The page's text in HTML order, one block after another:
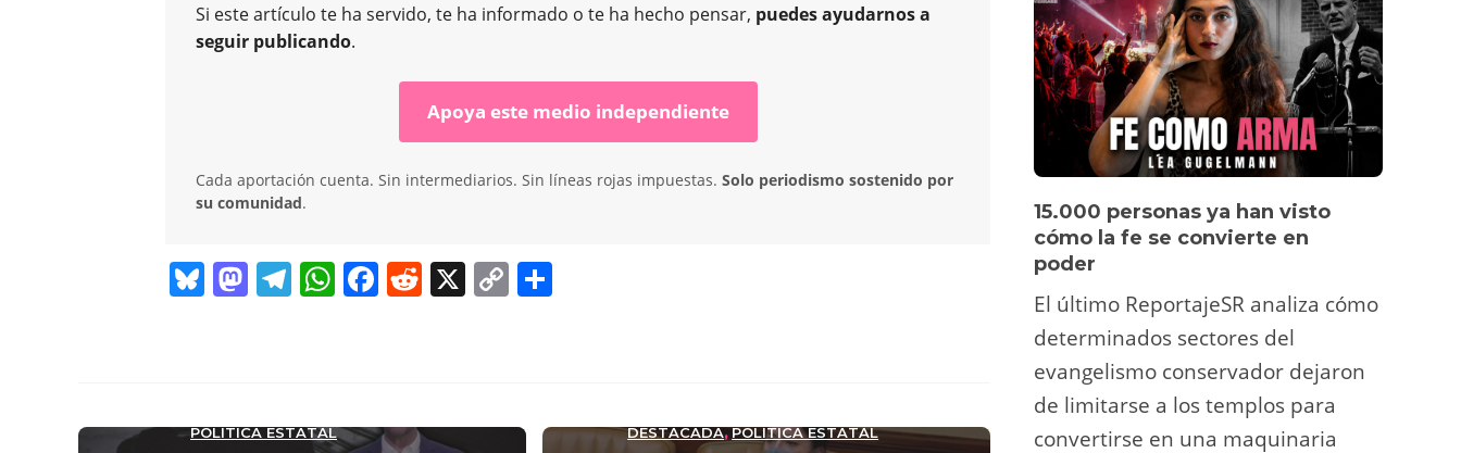
Si este artículo te ha servido, te ha informado o te ha hecho pensar, puedes ayudarnos a
seguir publicando.
Apoya este medio independiente
Cada aportación cuenta. Sin intermediarios. Sin líneas rojas impuestas. Solo periodismo sostenido por
su comunidad.
Bl
y
M
d
T
a
W
A
F
b
R
t
X
C
Li ar
POLÍTICA ESTATAL DESTACADA, POLÍTICA ESTATAL
15.000 personas ya han visto
cómo la fe se convierte en
poder
El último ReportajeSR analiza cómo
determinados sectores del
evangelismo conservador dejaron
de limitarse a los templos para
convertirse en una maquinaria